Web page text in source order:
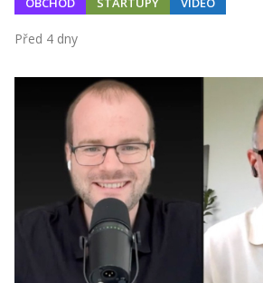
Před 4 dny